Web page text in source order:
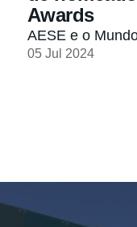
Awards
AESE e o
05 Jul 2024